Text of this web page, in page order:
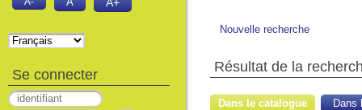
Nouvelle recherche
Résultat de la
Dans le catalogue Dans
Se connecter